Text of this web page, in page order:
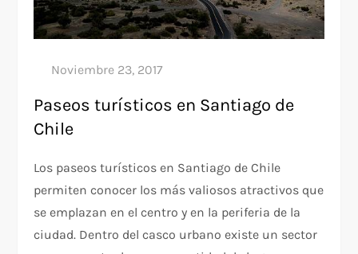
Paseos turísticos en Santiago de
Chile
Los paseos turísticos en Santiago de Chile
permiten conocer los más valiosos atractivos que
se emplazan en el centro y en la periferia de la
ciudad. Dentro del casco urbano existe un sector